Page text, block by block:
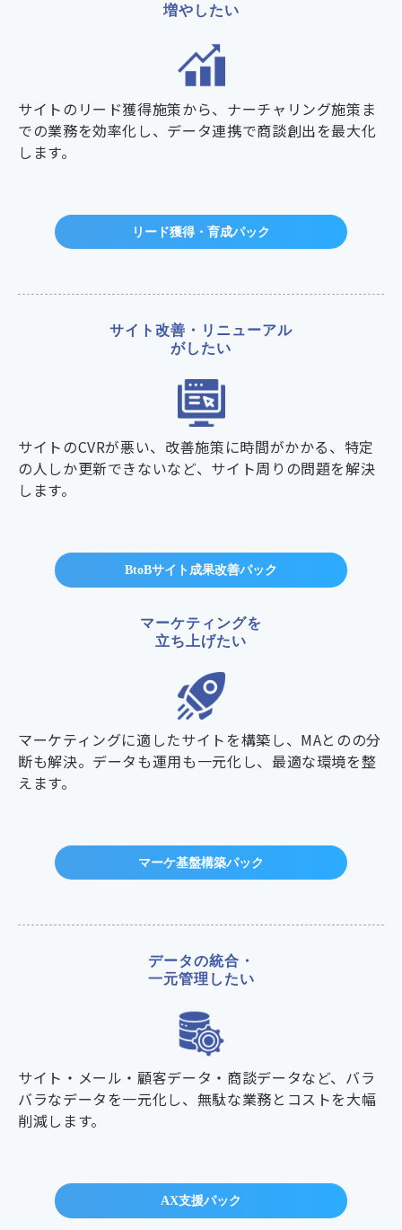
増やしたい
サイトのリード獲得施策から、ナーチャリング施策ま
での業務を効率化し、データ連携で商談創出を最大化
します。
リード獲得・育成パック
サイト改善・リニューアル
がしたい
サイトのCVRが悪い、改善施策に時間がかかる、特定
の人しか更新できないなど、サイト周りの問題を解決
します。
BtoBサイト成果改善パック
マーケティングを
立ち上げたい
マーケティングに適したサイトを構築し、MAとのの分
断も解決。データも運用も一元化し、最適な環境を整
えます。
マーケ基盤構築パック
データの統合・
一元管理したい
サイト・メール・顧客データ・商談データなど、バラ
バラなデータを一元化し、無駄な業務とコストを大幅
削減します。
AX支援パック